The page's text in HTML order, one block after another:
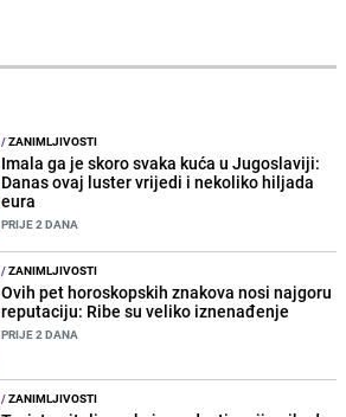
/ZANIMLJIVOSTI
Imala ga je skoro svaka kuća u Jugoslaviji:
Danas ovaj luster vrijedi i nekoliko hiljada
eura
PRIJE 2 DANA
/ZANIMLJIVOSTI
Ovih pet horoskopskih znakova nosi najgoru
reputaciju: Ribe su veliko iznenađenje
PRIJE 2 DANA
/ZANIMLJIVOSTI